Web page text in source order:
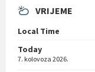
VRIJEME
Local Time
Today
7. kolovoza 2026.